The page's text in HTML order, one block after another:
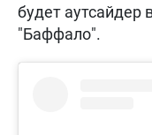
будет аутсайдер
"Баффало".